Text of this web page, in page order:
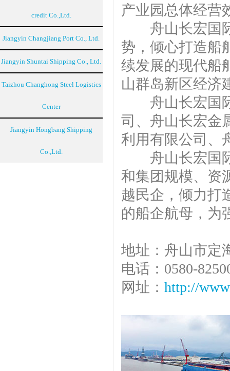
credit Co.,Ltd.
Jiangyin Changjiang Port Co., Ltd.
Jiangyin Shuntai Shipping Co., Ltd.
Taizhou Changhong Steel Logistics
Center
Jiangyin Hongbang Shipping
Co.,Ltd.
产业园总体经营
舟山长宏国际
势，倾心打造船
续发展的现代船
山群岛新区经济
舟山长宏国际
司、舟山长宏金
利用有限公司、
舟山长宏国际
和集团规模、资
越民企，倾力打
的船企航母，为
地址：舟山市定
电话：0580-
网址： http://